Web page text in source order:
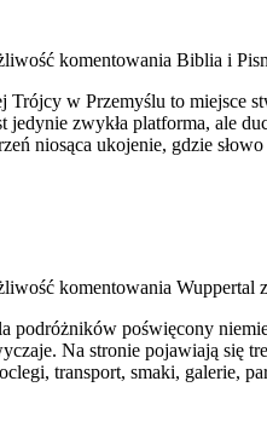
komentowania Biblia i
Trójcy w Przemyślu to miejsce
zwykła platforma, ale
niosąca ukojenie, gdzie
komentowania Wuppertal
podróżników poświęcony
Na stronie pojawiają się
transport, smaki, galerie,